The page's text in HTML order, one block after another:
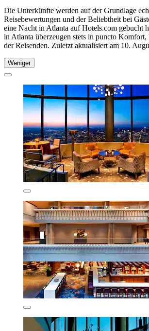
Die Unterkünfte werden auf der Grundlage
Reisebewertungen und der Beliebtheit bei
eine Nacht in Atlanta auf Hotels.com gebucht
in Atlanta überzeugen stets in puncto
der Reisenden. Zuletzt aktualisiert am 10.
Weniger